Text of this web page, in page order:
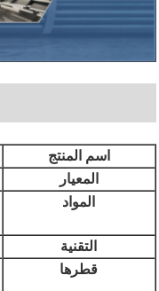
اسم المنتج
المعيار
المواد
التقنية
قطرها